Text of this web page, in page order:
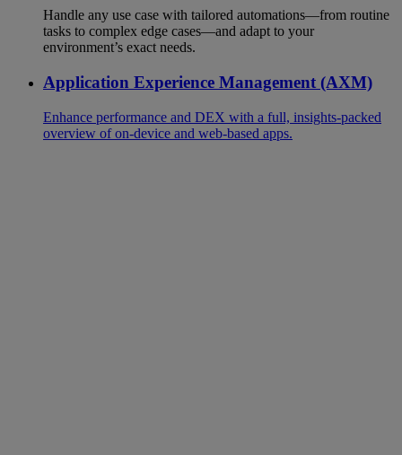
Handle any use case with tailored automations—from routine
tasks to complex edge cases—and adapt to your
environment’s exact needs.
Application Experience Management (AXM)
Enhance performance and DEX with a full, insights-packed
overview of on-device and web-based apps.